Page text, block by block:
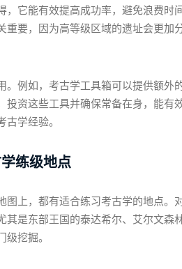
，它能有效提高成功率，避免浪费时
重要，因为高等级区域的遗址会更加
。例如，考古学工具箱可以提供额外
投资这些工具并确保常备在身，能有
学经验。
练级地点
图上，都有适合练习考古学的地点。
其是东部王国的泰达希尔、艾尔文森
挖掘。